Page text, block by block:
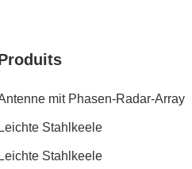
mit Phasen-Radar-Array
Leichte Stahlkeele
Leichte Stahlkeele